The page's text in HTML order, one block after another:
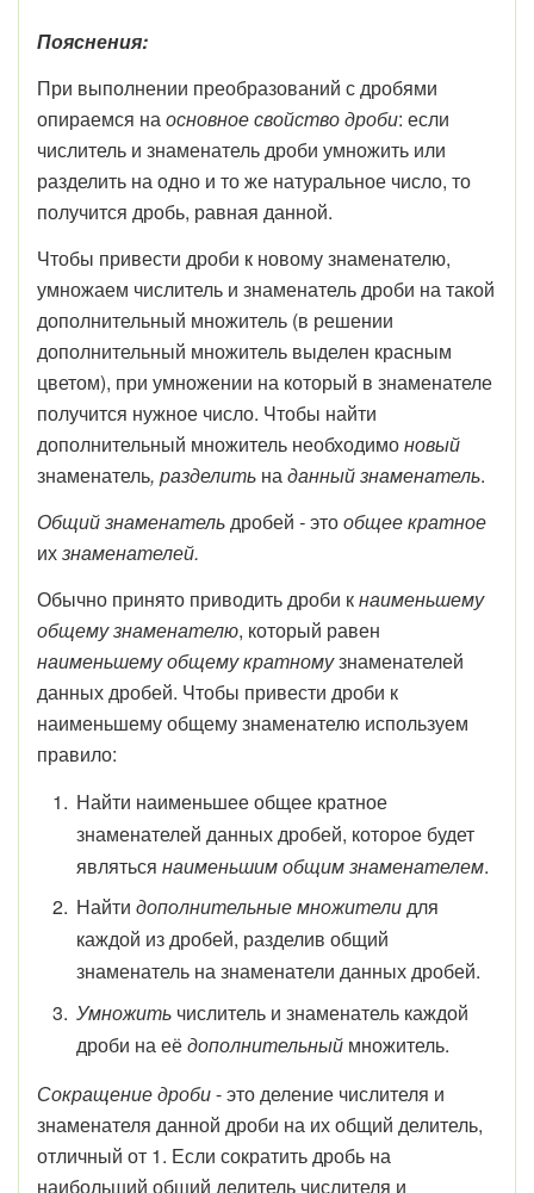
Пояснения:
При выполнении преобразований с дробями
опираемся на основное свойство дроби: если
числитель и знаменатель дроби умножить или
разделить на одно и то же натуральное число, то
получится дробь, равная данной.
Чтобы привести дроби к новому знаменателю,
умножаем числитель и знаменатель дроби на такой
дополнительный множитель (в решении
дополнительный множитель выделен красным
цветом), при умножении на который в знаменателе
получится нужное число. Чтобы найти
дополнительный множитель необходимоновый
знаменатель, разделить на данный знаменатель.
Общий знаменатель дробей -этообщее кратное
ихзнаменателей.
Обычно принято приводить дроби кнаименьшему
общему знаменателю, который равен
наименьшему общему кратномузнаменателей
данных дробей. Чтобы привести дроби к
наименьшему общему знаменателю используем
правило:
Найти наименьшее общее кратное
знаменателей данных дробей, которое будет
являться наименьшим общим знаменателем.
Найти дополнительные множителидля
каждой из дробей, разделив общий
знаменатель на знаменатели данных дробей.
Умножитьчислитель и знаменатель каждой
дроби на еёдополнительный множитель.
Сокращение дроби- это деление числителя и
знаменателя данной дроби на их общий делитель,
отличный от 1. Если сократить дробь на
наибольший общий делитель числителя и